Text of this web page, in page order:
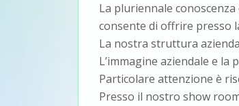
La pluriennale
consente di offrire presso
La nostra struttura
L’immagine aziendale e
Particolare attenzione è
Presso il nostro show